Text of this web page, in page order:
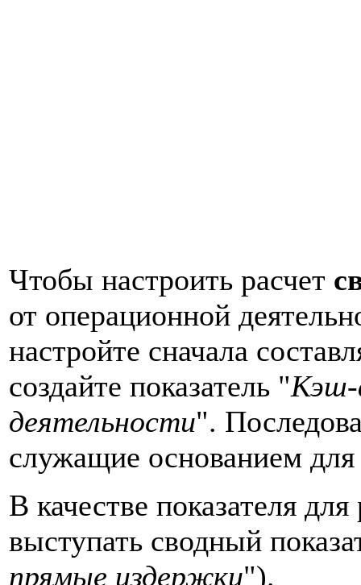
Чтобы настроить расчет
от операционной
настройте сначала
создайте показатель "Кэш-
деятельности".
служащие основанием для
В качестве показателя
выступать сводный
прямые издержки").